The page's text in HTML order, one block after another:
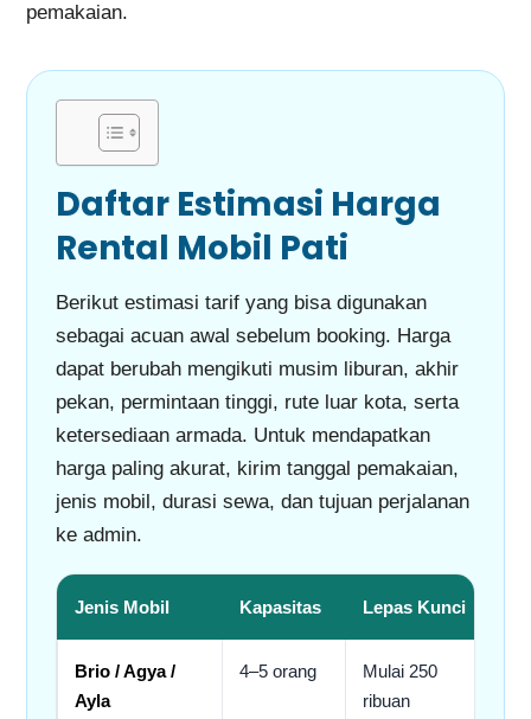
pemakaian.
Daftar Estimasi Harga
Rental Mobil Pati
Berikut estimasi tarif yang bisa digunakan
sebagai acuan awal sebelum booking. Harga
dapat berubah mengikuti musim liburan, akhir
pekan, permintaan tinggi, rute luar kota, serta
ketersediaan armada. Untuk mendapatkan
harga paling akurat, kirim tanggal pemakaian,
jenis mobil, durasi sewa, dan tujuan perjalanan
ke admin.
Jenis Mobil Kapasitas Lepas Kunci
Brio / Agya /
Ayla
4–5 orang
Mulai 250
ribuan